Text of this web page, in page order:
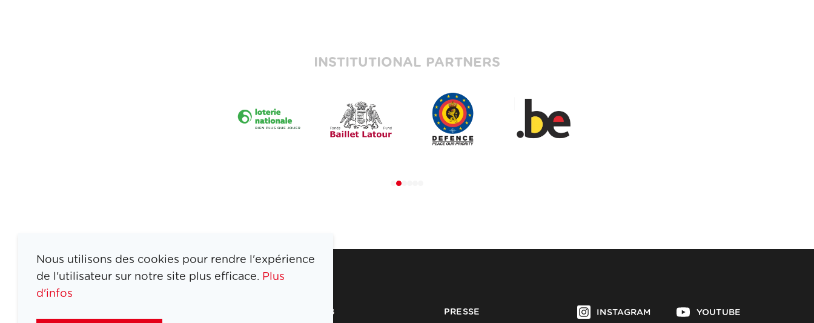
INSTITUTIONAL PARTNERS
COIB PRESSE INSTAGRAM YOUTUBE
Nous utilisons des cookies pour rendre l'expérience
de l'utilisateur sur notre site plus efficace. Plus
d'infos